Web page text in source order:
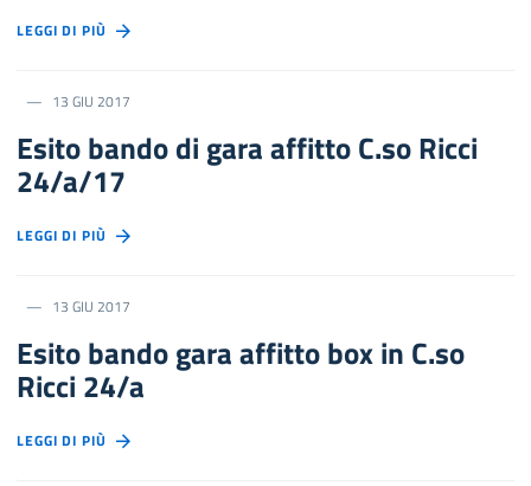
LEGGI DI PIÙ
13 GIU 2017
Esito bando di gara affitto C.so Ricci
24/a/17
LEGGI DI PIÙ
13 GIU 2017
Esito bando gara affitto box in C.so
Ricci 24/a
LEGGI DI PIÙ